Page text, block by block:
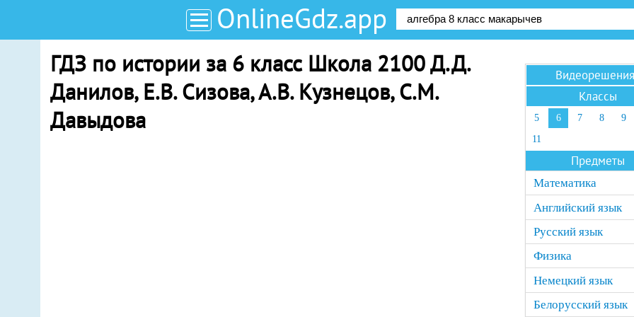
OnlineGdz.app
ГДЗ по истории за 6 класс Школа 2100 Д.Д.
Данилов, Е.В. Сизова, А.В. Кузнецов, С.М.
Давыдова
Видеорешения
Классы
5 6 7 8 9
11
Предметы
Математика
Английский язык
Русский язык
Физика
Немецкий язык
Белорусский язык